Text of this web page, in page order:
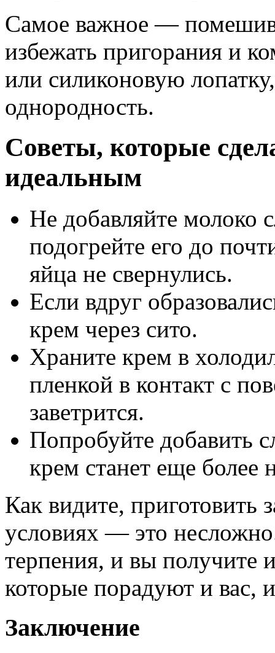
Самое важное —
избежать пригорания и
или силиконовую
однородность.
Советы, которые
идеальным
Не добавляйте
подогрейте его до
яйца не свернулись.
Если вдруг
крем через сито.
Храните крем в
пленкой в контакт с
заветрится.
Попробуйте добавить
крем станет еще
Как видите, приготовить
условиях — это
терпения, и вы получите
которые порадуют и вас,
Заключение